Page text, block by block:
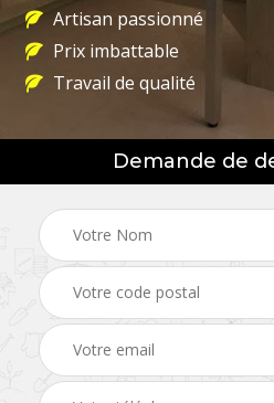
Artisan passionné
Prix imbattable
Travail de qualité
Demande de